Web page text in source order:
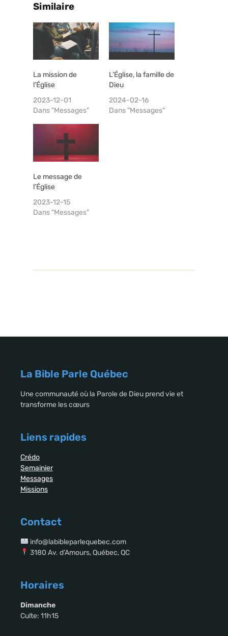
Similaire
La mission de
l’Église
2023-12-01
Dans "Messages"
L’Église, la famille de
Dieu
2024-02-16
Dans "Messages"
Le message de
l’Église
2023-12-15
Dans "Messages"
La Bible Parle Québec
Une communauté où la Parole de Dieu prend vie et
transforme les cœurs
Liens rapides
Crédo
Semainier
Messages
Missions
Contact
info@labibleparlequebec.com
3180 Av. d’Amours, Québec, QC
Horaires
Dimanche
Culte: 11h15